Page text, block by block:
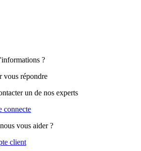
?
vous répondre
un de nos experts
connecte
vous aider ?
client